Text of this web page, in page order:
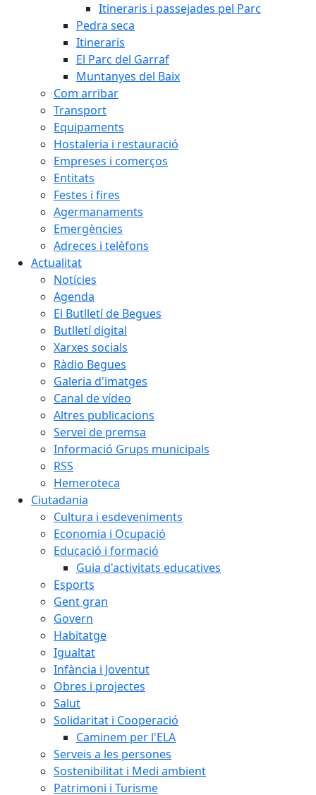
Itineraris i passejades pel Parc
Pedra seca
Itineraris
El Parc del Garraf
Muntanyes del Baix
Com arribar
Transport
Equipaments
Hostaleria i restauració
Empreses i comerços
Entitats
Festes i fires
Agermanaments
Emergències
Adreces i telèfons
Actualitat
Notícies
Agenda
El Butlletí de Begues
Butlletí digital
Xarxes socials
Ràdio Begues
Galeria d'imatges
Canal de vídeo
Altres publicacions
Servei de premsa
Informació Grups municipals
RSS
Hemeroteca
Ciutadania
Cultura i esdeveniments
Economia i Ocupació
Educació i formació
Guia d'activitats educatives
Esports
Gent gran
Govern
Habitatge
Igualtat
Infància i Joventut
Obres i projectes
Salut
Solidaritat i Cooperació
Caminem per l'ELA
Serveis a les persones
Sostenibilitat i Medi ambient
Patrimoni i Turisme